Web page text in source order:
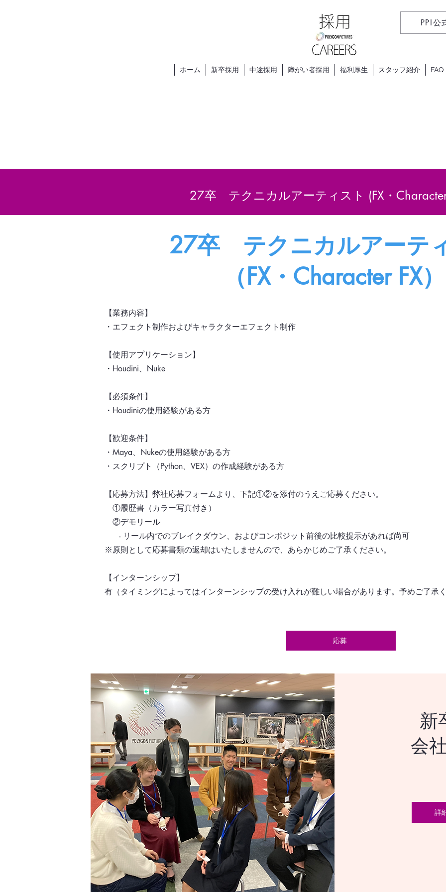
PPI公
ホーム 新卒採用 中途採用 障がい者採用 福利厚生 スタッフ紹介 FAQ
27卒 テクニカルアーティスト (FX・
27卒 テクニカルアーテ
（FX・Character FX）
【業務内容】
・エフェクト制作およびキャラクターエフェクト制作
【使用アプリケーション】
・Houdini、Nuke
【必須条件】
・Houdiniの使用経験がある方
【歓迎条件】
・Maya、Nukeの使用経験がある方
・スクリプト（Python、VEX）の作成経験がある方
【応募方法】 弊社応募フォームより、下記①②を添付のうえご応募ください。
①履歴書（カラー写真付き）
②デモリール
- リール内でのブレイクダウン、およびコンポジット前後の比較提示があれば尚可
※原則として応募書類の返却はいたしませんので、あらかじめご了承ください。
【インターンシップ】
有（タイミングによってはインターンシップの受け入れが難しい場合があります。予めご了承
応募
新
会
詳